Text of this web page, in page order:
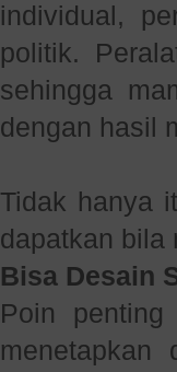
individual,
politik.
sehingga
dengan hasil
Tidak hanya
dapatkan bila
Bisa Desain
Poin
menetapkan